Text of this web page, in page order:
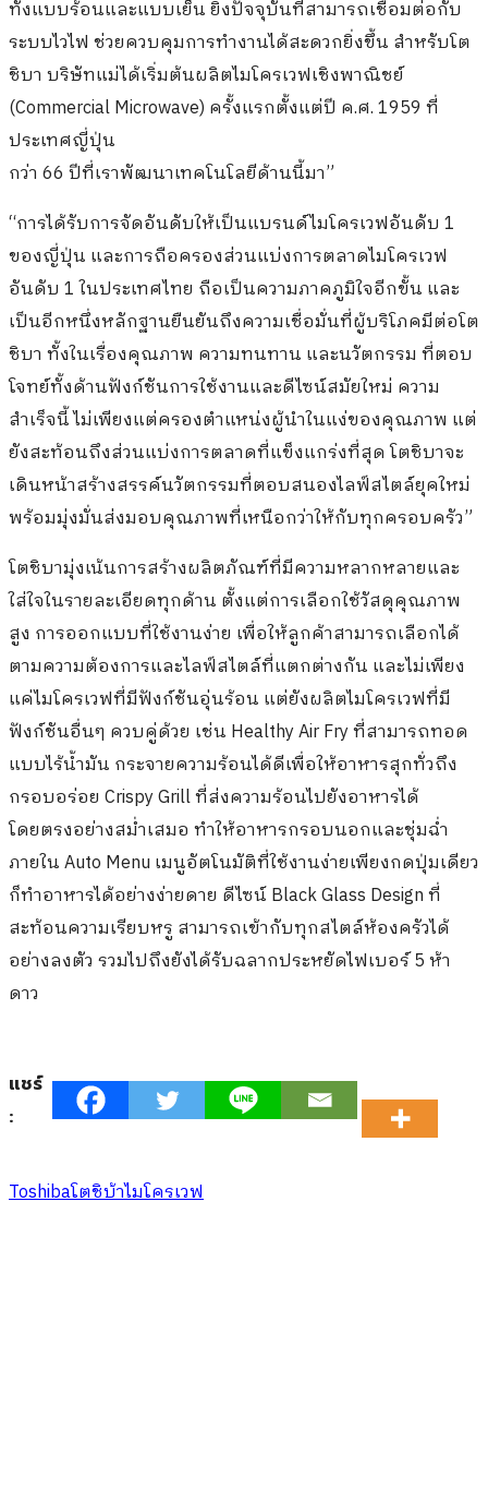
ทั้งแบบร้อนและแบบเย็น ยิ่งปัจจุบันที่สามารถเชื่อมต่อกับ
ระบบไวไฟ ช่วยควบคุมการทำงานได้สะดวกยิ่งขึ้น สำหรับโต
ชิบา บริษัทแม่ได้เริ่มต้นผลิตไมโครเวฟเชิงพาณิชย์
(Commercial Microwave) ครั้งแรกตั้งแต่ปี ค.ศ. 1959 ที่
ประเทศญี่ปุ่น
กว่า 66 ปีที่เราพัฒนาเทคโนโลยีด้านนี้มา”
“การได้รับการจัดอันดับให้เป็นแบรนด์ไมโครเวฟอันดับ 1
ของญี่ปุ่น และการถือครองส่วนแบ่งการตลาดไมโครเวฟ
อันดับ 1 ในประเทศไทย ถือเป็นความภาคภูมิใจอีกขั้น และ
เป็นอีกหนึ่งหลักฐานยืนยันถึงความเชื่อมั่นที่ผู้บริโภคมีต่อโต
ชิบา ทั้งในเรื่องคุณภาพ ความทนทาน และนวัตกรรม ที่ตอบ
โจทย์ทั้งด้านฟังก์ชันการใช้งานและดีไซน์สมัยใหม่ ความ
สำเร็จนี้ ไม่เพียงแต่ครองตำแหน่งผู้นำในแง่ของคุณภาพ แต่
ยังสะท้อนถึงส่วนแบ่งการตลาดที่แข็งแกร่งที่สุด โตชิบาจะ
เดินหน้าสร้างสรรค์นวัตกรรมที่ตอบสนองไลฟ์สไตล์ยุคใหม่
พร้อมมุ่งมั่นส่งมอบคุณภาพที่เหนือกว่าให้กับทุกครอบครัว”
โตชิบามุ่งเน้นการสร้างผลิตภัณฑ์ที่มีความหลากหลายและ
ใส่ใจในรายละเอียดทุกด้าน ตั้งแต่การเลือกใช้วัสดุคุณภาพ
สูง การออกแบบที่ใช้งานง่าย เพื่อให้ลูกค้าสามารถเลือกได้
ตามความต้องการและไลฟ์สไตล์ที่แตกต่างกัน และไม่เพียง
แค่ไมโครเวฟที่มีฟังก์ชันอุ่นร้อน แต่ยังผลิตไมโครเวฟที่มี
ฟังก์ชันอื่นๆ ควบคู่ด้วย เช่น Healthy Air Fry ที่สามารถทอด
แบบไร้น้ำมัน กระจายความร้อนได้ดีเพื่อให้อาหารสุกทั่วถึง
กรอบอร่อย Crispy Grill ที่ส่งความร้อนไปยังอาหารได้
โดยตรงอย่างสม่ำเสมอ ทำให้อาหารกรอบนอกและชุ่มฉ่ำ
ภายใน Auto Menu เมนูอัตโนมัติที่ใช้งานง่ายเพียงกดปุ่มเดียว
ก็ทำอาหารได้อย่างง่ายดาย ดีไซน์ Black Glass Design ที่
สะท้อนความเรียบหรู สามารถเข้ากับทุกสไตล์ห้องครัวได้
อย่างลงตัว รวมไปถึงยังได้รับฉลากประหยัดไฟเบอร์ 5 ห้า
ดาว
แชร์
:
Toshibaโตชิบ้าไมโครเวฟ